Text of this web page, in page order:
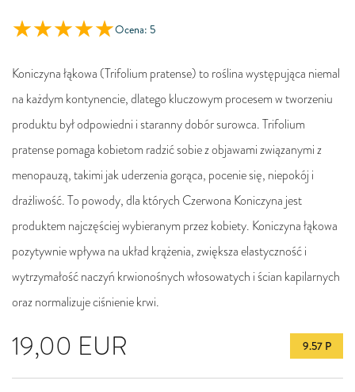
Ocena: 5
19,00 EUR 9.57 P
Koniczyna łąkowa (Trifolium pratense) to roślina występująca niemal
na każdym kontynencie, dlatego kluczowym procesem w tworzeniu
produktu był odpowiedni i staranny dobór surowca. Trifolium
pratense pomaga kobietom radzić sobie z objawami związanymi z
menopauzą, takimi jak uderzenia gorąca, pocenie się, niepokój i
drażliwość. To powody, dla których Czerwona Koniczyna jest
produktem najczęściej wybieranym przez kobiety. Koniczyna łąkowa
pozytywnie wpływa na układ krążenia, zwiększa elastyczność i
wytrzymałość naczyń krwionośnych włosowatych i ścian kapilarnych
oraz normalizuje ciśnienie krwi.